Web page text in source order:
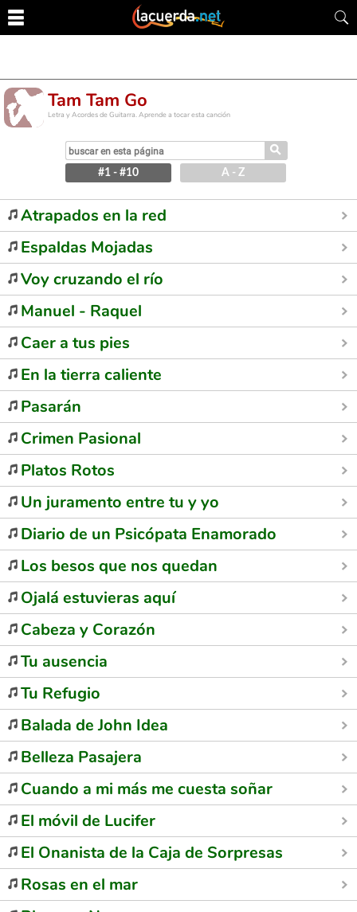
Tam Tam Go
Letra y Acordes de Guitarra. Aprende a tocar esta canción
⚲
#1 - #10 A - Z
Atrapados en la red
Espaldas Mojadas
Voy cruzando el río
Manuel - Raquel
Caer a tus pies
En la tierra caliente
Pasarán
Crimen Pasional
Platos Rotos
Un juramento entre tu y yo
Diario de un Psicópata Enamorado
Los besos que nos quedan
Ojalá estuvieras aquí
Cabeza y Corazón
Tu ausencia
Tu Refugio
Balada de John Idea
Belleza Pasajera
Cuando a mi más me cuesta soñar
El móvil de Lucifer
El Onanista de la Caja de Sorpresas
Rosas en el mar